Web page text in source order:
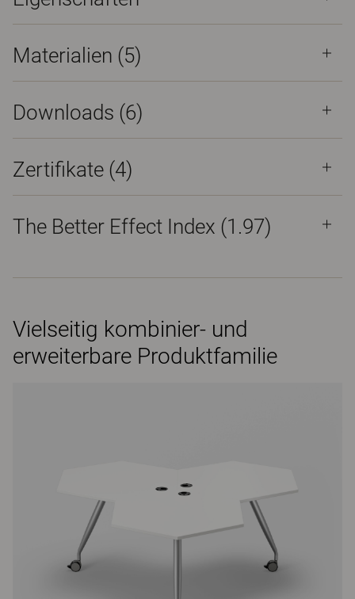
Materialien (5)
Downloads (6)
Zertifikate (4)
The Better Effect Index (1.97)
Vielseitig kombinier- und
erweiterbare Produktfamilie